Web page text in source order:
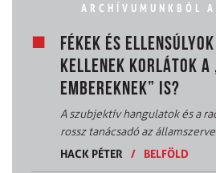
ARCHÍVUMUNKBÓL
FÉKEK ÉS
KELLENEK KORLÁTOK A
EMBEREKNEK” IS?
A szubjektív hangulatok és a
rossz tanácsadó az
HACK PÉTER
/ BELFÖLD